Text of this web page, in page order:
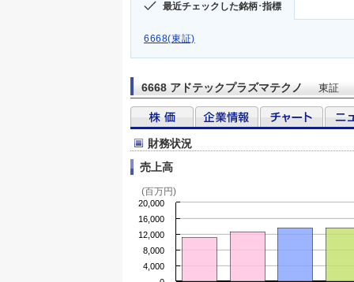
最近チェックした銘柄･指標
6668(東証)
6668 アドテックプラズマテクノ 東証